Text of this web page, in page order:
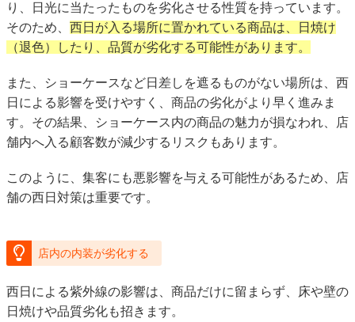
り、日光に当たったものを劣化させる性質を持っています。
そのため、 西日が入る場所に置かれている商品は、日焼け
（退色）したり、品質が劣化する可能性があります。
また、ショーケースなど日差しを遮るものがない場所は、西
日による影響を受けやすく、商品の劣化がより早く進みま
す。その結果、ショーケース内の商品の魅力が損なわれ、店
舗内へ入る顧客数が減少するリスクもあります。
このように、集客にも悪影響を与える可能性があるため、店
舗の西日対策は重要です。
店内の内装が劣化する
西日による紫外線の影響は、商品だけに留まらず、床や壁の
日焼けや品質劣化も招きます。